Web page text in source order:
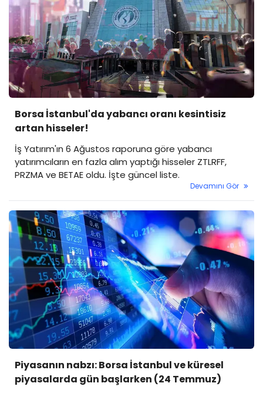
Borsa İstanbul'da yabancı oranı kesintisiz
artan hisseler!
İş Yatırım'ın 6 Ağustos raporuna göre yabancı
yatırımcıların en fazla alım yaptığı hisseler ZTLRFF,
PRZMA ve BETAE oldu. İşte güncel liste.
Devamını Gör
Piyasanın nabzı: Borsa İstanbul ve küresel
piyasalarda gün başlarken (24 Temmuz)